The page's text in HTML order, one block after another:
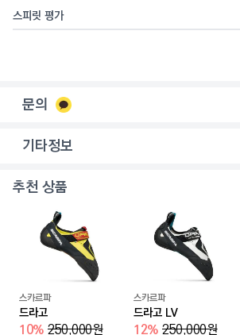
스피릿 평가
문의
기타정보
추천 상품
스카르파
드라고
10% 250,000원
스카르파
드라고 LV
12% 250,000원